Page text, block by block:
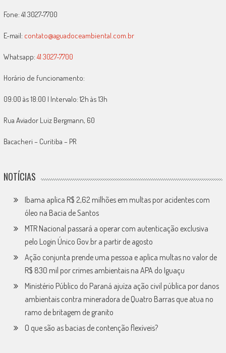
Fone: 41 3027-7700
E-mail: contato@aguadoceambiental.com.br
Whatsapp: 41 3027-7700
Horário de funcionamento:
09:00 às 18:00 | Intervalo: 12h às 13h
Rua Aviador Luiz Bergmann, 60
Bacacheri – Curitiba – PR
NOTÍCIAS
Ibama aplica R$ 2,62 milhões em multas por acidentes com
óleo na Bacia de Santos
MTR Nacional passará a operar com autenticação exclusiva
pelo Login Único Gov.br a partir de agosto
Ação conjunta prende uma pessoa e aplica multas no valor de
R$ 830 mil por crimes ambientais na APA do Iguaçu
Ministério Público do Paraná ajuíza ação civil pública por danos
ambientais contra mineradora de Quatro Barras que atua no
ramo de britagem de granito
O que são as bacias de contenção flexíveis?